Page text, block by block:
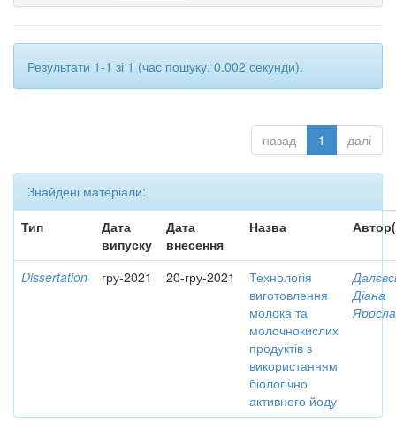
Результати 1-1 зі 1 (час пошуку: 0.002 секунди).
назад 1 далі
Знайдені матеріали:
Тип
Дата
випуску
Дата
внесення
Назва
Dissertation гру-2021 20-гру-2021
Технологія
виготовлення
молока та
молочнокислих
продуктів з
використанням
біологічно
активного йоду
Діана